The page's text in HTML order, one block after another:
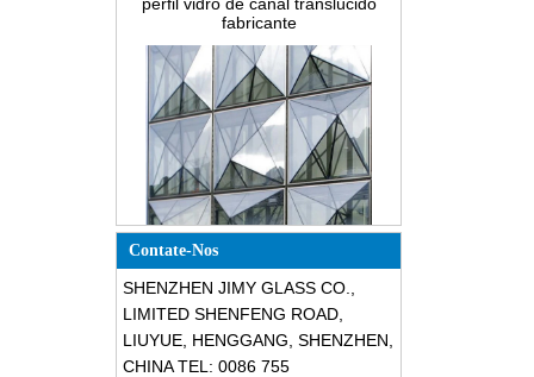
Design especial triângulo forma
estrutural fachadas de vidro
resistentes à prova de choque
Contate-Nos
SHENZHEN JIMY GLASS CO.,
LIMITED SHENFENG ROAD,
LIUYUE, HENGGANG, SHENZHEN,
CHINA TEL: 0086 755